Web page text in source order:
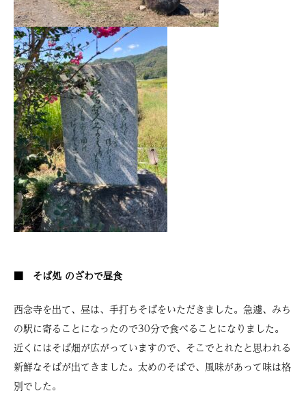
■ そば処 のざわで昼食
西念寺を出て、昼は、手打ちそばをいただきました。急遽、みち
の駅に寄ることになったので30分で食べることになりました。
近くにはそば畑が広がっていますので、そこでとれたと思われる
新鮮なそばが出てきました。太めのそばで、風味があって味は格
別でした。